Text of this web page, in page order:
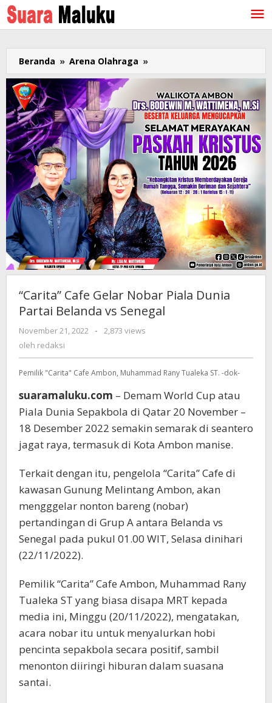
Lewati
ke
konten
Beranda » Arena Olahraga »
Cafe
Nobar
Piala
Dunia
Partai
Belanda
vs
Senegal
“Carita” Cafe Gelar Nobar Piala Dunia
Partai Belanda vs Senegal
November 21, 2022
oleh
-
2,873 views
oleh redaksi
Pemilik "Carita" Cafe Ambon, Muhammad Rany Tualeka ST. -dok-
suaramaluku.com – Demam World Cup atau
Piala Dunia Sepakbola di Qatar 20 November –
18 Desember 2022 semakin semarak di seantero
jagat raya, termasuk di Kota Ambon manise.
Terkait dengan itu, pengelola “Carita” Cafe di
kawasan Gunung Melintang Ambon, akan
mengggelar nonton bareng (nobar)
pertandingan di Grup A antara Belanda vs
Senegal pada pukul 01.00 WIT, Selasa dinihari
(22/11/2022).
Pemilik “Carita” Cafe Ambon, Muhammad Rany
Tualeka ST yang biasa disapa MRT kepada
media ini, Minggu (20/11/2022), mengatakan,
acara nobar itu untuk menyalurkan hobi
pencinta sepakbola secara positif, sambil
menonton diiringi hiburan dalam suasana
santai.